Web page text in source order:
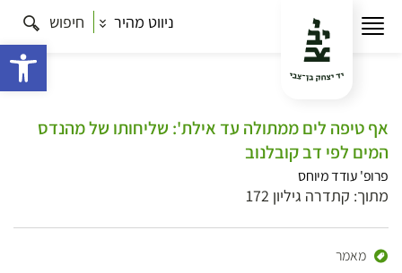
ניווט מהיר חיפוש
אף טיפה לים ממתולה עד אילת': שליחותו של מהנדס
המים לפי דב קובלנוב
פרופ' עודד מיוחס
מתוך: קתדרה גיליון 172
מאמר